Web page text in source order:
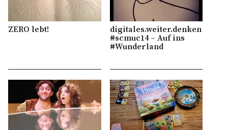
ZERO lebt!
digitales.weiter.denken
#scmuc14 – Auf ins
#Wunderland